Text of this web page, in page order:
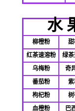
水
柳橙粉
红茶速溶粉
绿
乌梅粉
奇
番茄粉
枸杞粉
血橙粉
巴